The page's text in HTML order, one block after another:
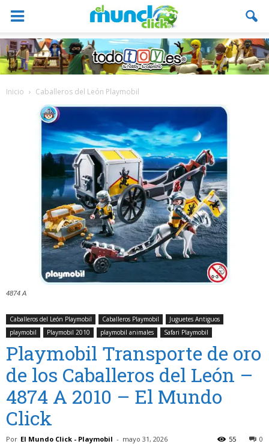
Inicio Caballeros del León Playmobil
4874 A
Caballeros del León Playmobil Caballeros Playmobil
Juguetes Antiguos
playmobil
Playmobil 2010 playmobil animales Safari Playmobil
Playmobil Transporte de oro
de los Caballeros del León –
4874 A 2010 – El Mundo
Click
Por El Mundo Click - Playmobil - mayo 31, 2026 0
55